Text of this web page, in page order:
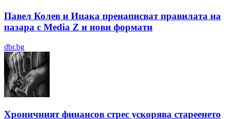
Павел Колев и Ицака пренаписват правилата на
пазара с Media Z и нови формати
dbr.bg
Хроничният финансов стрес ускорява стареенето